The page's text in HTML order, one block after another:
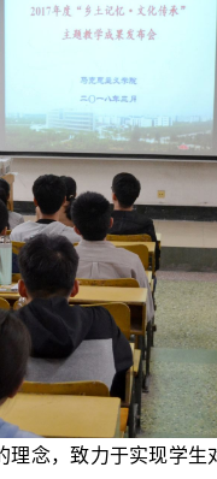
理念，致力于实现学生